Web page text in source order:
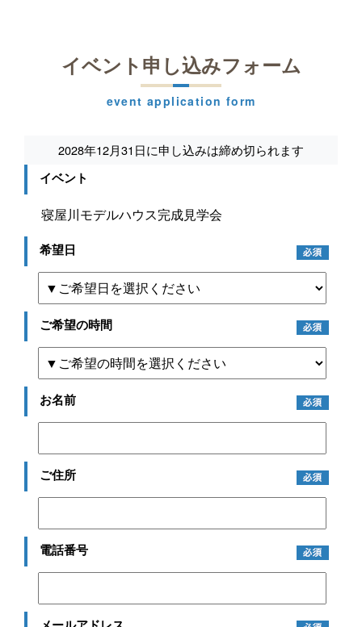
イベント申し込みフォーム
event application form
2028年12月31日に申し込みは締め切られます
イベント
希望日
ご希望の時間
お名前
ご住所
電話番号